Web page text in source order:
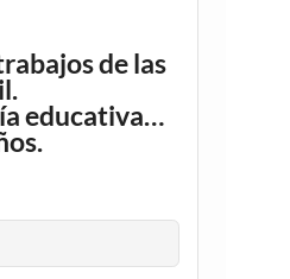
de las
educativa…